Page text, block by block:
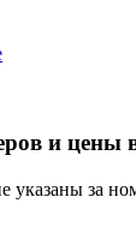
и цены
указаны за